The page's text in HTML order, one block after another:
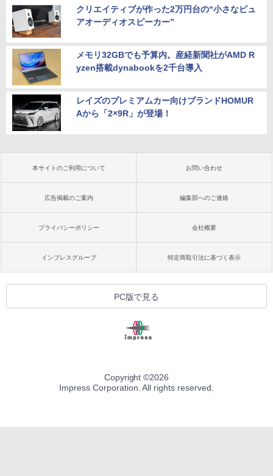
クリエイティブが作った2万円台の“小さなピュ
アオーディオスピーカー”
メモリ32GBでも予算内。産経新聞社がAMD R
yzen搭載dynabookを2千台導入
レイズのプレミアムカー向けブランドHOMUR
Aから「2×9R」が登場！
本サイトのご利用について お問い合わせ
広告掲載のご案内 編集部へのご連絡
プライバシーポリシー 会社概要
インプレスグループ 特定商取引法に基づく表示
PC版で見る
Copyright ©2026
Impress Corporation. All rights reserved.